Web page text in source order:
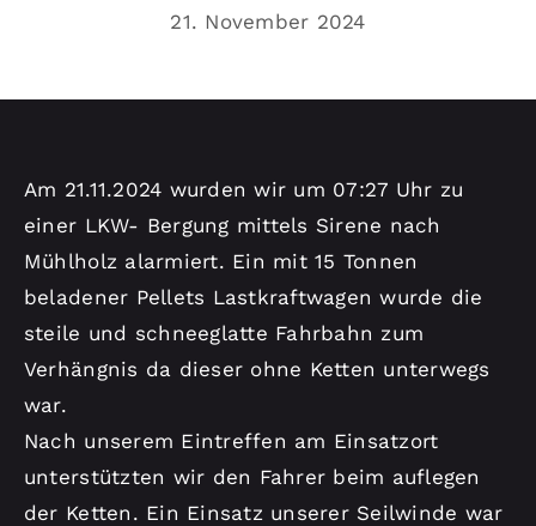
Kontakt
21. November 2024
Am 21.11.2024 wurden wir um 07:27 Uhr zu
einer LKW- Bergung mittels Sirene nach
Mühlholz alarmiert. Ein mit 15 Tonnen
beladener Pellets Lastkraftwagen wurde die
steile und schneeglatte Fahrbahn zum
Verhängnis da dieser ohne Ketten unterwegs
war.
Nach unserem Eintreffen am Einsatzort
unterstützten wir den Fahrer beim auflegen
der Ketten. Ein Einsatz unserer Seilwinde war